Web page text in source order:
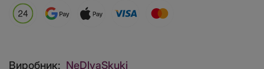
Виробник: NeDlyaSkuki